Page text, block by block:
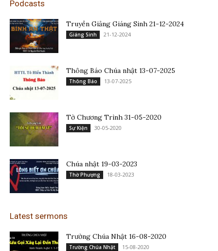
Podcasts
Truyền Giảng Giáng Sinh 21-12-2024
Giáng Sinh 21-12-2024
Thông Báo Chúa nhật 13-07-2025
Thông Báo 13-07-2025
Tờ Chương Trình 31-05-2020
Sự Kiện 30-05-2020
Chúa nhật 19-03-2023
Thờ Phượng 18-03-2023
Latest sermons
Trường Chúa Nhật 16-08-2020
Trường Chúa Nhật 15-08-2020